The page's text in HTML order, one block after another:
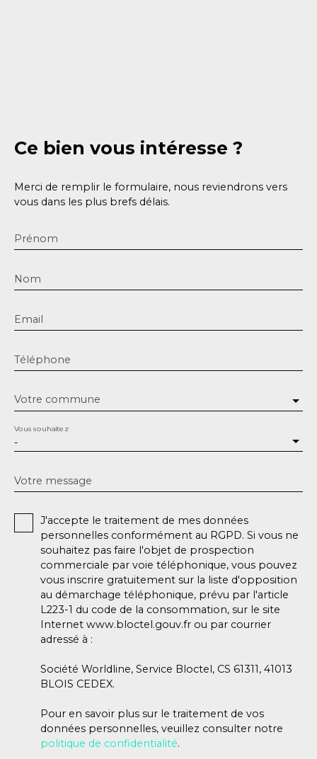
Ce bien vous intéresse ?
Merci de remplir le formulaire, nous reviendrons vers
vous dans les plus brefs délais.
Prénom
Nom
Email
Téléphone
Votre commune
-
Vous souhaitez
Votre message
J'accepte le traitement de mes données
personnelles conformément au RGPD. Si vous ne
souhaitez pas faire l'objet de prospection
commerciale par voie téléphonique, vous pouvez
vous inscrire gratuitement sur la liste d'opposition
au démarchage téléphonique, prévu par l'article
L223-1 du code de la consommation, sur le site
Internet www.bloctel.gouv.fr ou par courrier
adressé à :
Société Worldline, Service Bloctel, CS 61311, 41013
BLOIS CEDEX.
Pour en savoir plus sur le traitement de vos
données personnelles, veuillez consulter notre
politique de confidentialité.